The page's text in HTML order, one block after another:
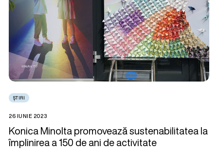
ȘTIRI
26 IUNIE 2023
Konica Minolta promovează sustenabilitatea la
împlinirea a 150 de ani de activitate